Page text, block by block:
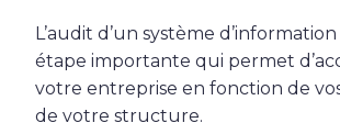
L’audit d’un système
étape importante qui permet
votre entreprise en fonction de
de votre structure.